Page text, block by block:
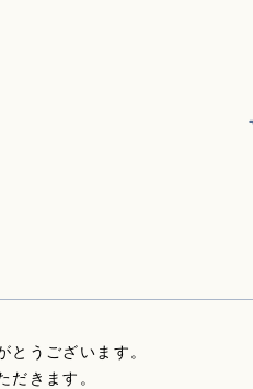
とうございます。
だきます。